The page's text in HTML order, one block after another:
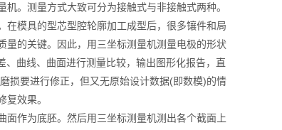
。测量方式大致可分为接触式与非接触式两种。
模具的型芯型腔轮廓加工成型后，很多镶件和局
的关键。因此，用三坐标测量机测量电极的形状
曲线、曲面进行测量比较，输出图形化报告，直
损要进行修正，但又无原始设计数据(即数模)的情
效果。
面作为底胚。然后用三坐标测量机测出各个截面上